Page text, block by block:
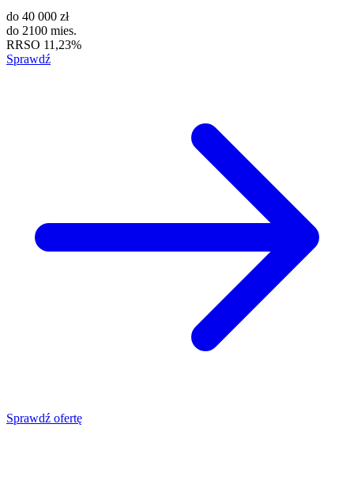
do 40 000 zł
do 2100 mies.
RRSO 11,23%
Sprawdź
Sprawdź ofertę